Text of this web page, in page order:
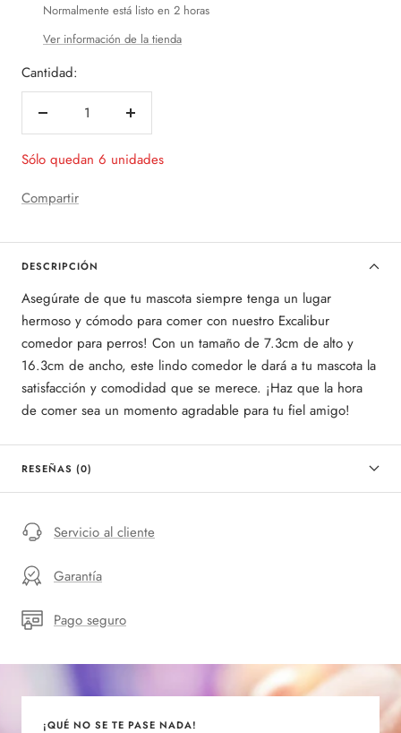
Normalmente está listo en 2 horas
Ver información de la tienda
Cantidad:
Decrecer
Aumentar
Sólo quedan 6 unidades
Compartir
DESCRIPCIÓN
Asegúrate de que tu mascota siempre tenga un lugar
hermoso y cómodo para comer con nuestro Excalibur
comedor para perros! Con un tamaño de 7.3cm de alto y
16.3cm de ancho, este lindo comedor le dará a tu mascota la
satisfacción y comodidad que se merece. ¡Haz que la hora
de comer sea un momento agradable para tu fiel amigo!
RESEÑAS (0)
Servicio al cliente
Garantía
Pago seguro
¡QUÉ NO SE TE PASE NADA!